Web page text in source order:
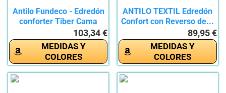
Antilo Fundeco - Edredón
conforter Tiber Cama
103,34 €
MEDIDAS Y
COLORES
ANTILO TEXTIL Edredón
Confort con Reverso de...
89,95 €
MEDIDAS Y
COLORES